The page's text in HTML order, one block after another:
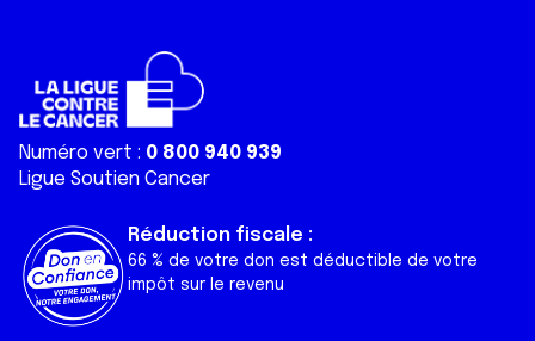
Numéro vert : 0 800 940 939
Ligue Soutien Cancer
Réduction fiscale :
66 % de votre don est déductible de votre
impôt sur le revenu